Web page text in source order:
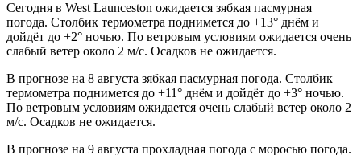
Сегодня в West Launceston ожидается зябкая пасмурная
погода. Столбик термометра поднимется до +13° днём и
дойдёт до +2° ночью. По ветровым условиям ожидается очень
слабый ветер около 2 м/с. Осадков не ожидается.
В прогнозе на 8 августа зябкая пасмурная погода. Столбик
термометра поднимется до +11° днём и дойдёт до +3° ночью.
По ветровым условиям ожидается очень слабый ветер около 2
м/с. Осадков не ожидается.
В прогнозе на 9 августа прохладная погода с моросью погода.